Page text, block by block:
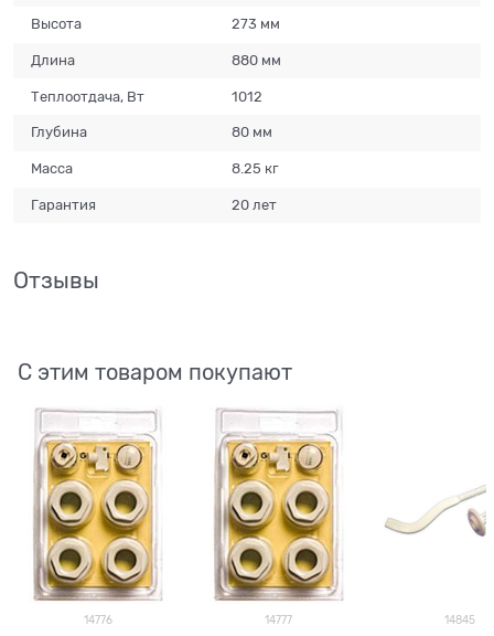
Высота 273 мм
Длина 880 мм
Теплоотдача, Вт 1012
Глубина 80 мм
Масса 8.25 кг
Гарантия 20 лет
Отзывы
С этим товаром покупают
14776 14777 14845